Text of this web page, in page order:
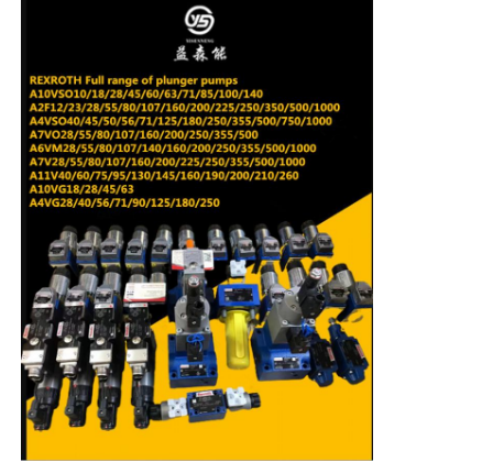
Visite de l'usine
Contrôle de qualité
Nous contacter
Nouvelles
Les affaires